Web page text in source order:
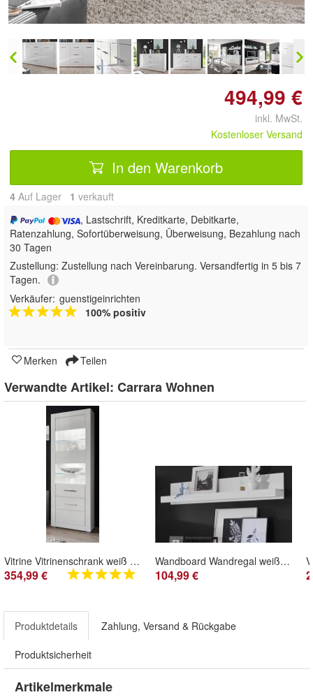
494,99 €
inkl. MwSt.
Kostenloser Versand
In den Warenkorb
4 Auf Lager 1 verkauft
, Lastschrift, Kreditkarte, Debitkarte,
Ratenzahlung, Sofortüberweisung, Überweisung, Bezahlung nach
30 Tagen
Zustellung: Zustellung nach Vereinbarung. Versandfertig in 5 bis 7
Tagen.
Verkäufer: guenstigeinrichten
100% positiv
Merken Teilen
Verwandte Artikel: Carrara Wohnen
Vitrine Vitrinenschrank weiß Hochglanz Wohn Esszimmer Schrank Carrara 65 x 198cm
354,99 €
Wandboard Wandregal weiß Hochglanz 150 x 28 cm Bücherregal Hängeregal Carrara
104,99 €
Produktdetails Zahlung, Versand & Rückgabe
Produktsicherheit
Artikelmerkmale